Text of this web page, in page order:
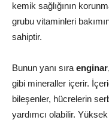
kemik sağlığının
grubu vitaminleri
sahiptir.
Bunun yanı sıra enginar
gibi mineraller içerir.
bileşenler, hücrelerin
yardımcı olabilir. Yüksek